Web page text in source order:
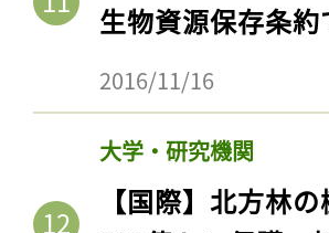
生物資源保存条
2016/11/16
大学・研究機関
【国際】北方林